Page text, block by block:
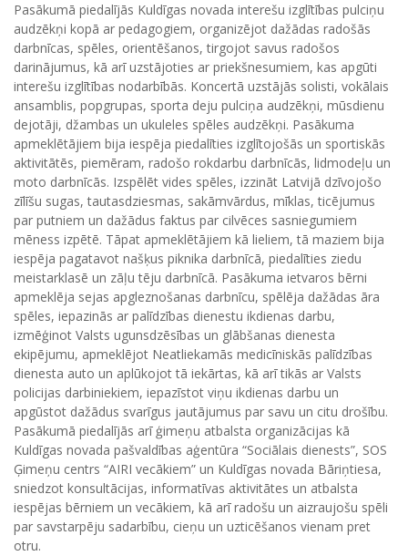
Pasākumā piedalījās Kuldīgas novada interešu izglītības pulciņu
audzēkņi kopā ar pedagogiem, organizējot dažādas radošās
darbnīcas, spēles, orientēšanos, tirgojot savus radošos
darinājumus, kā arī uzstājoties ar priekšnesumiem, kas apgūti
interešu izglītības nodarbībās. Koncertā uzstājās solisti, vokālais
ansamblis, popgrupas, sporta deju pulciņa audzēkņi, mūsdienu
dejotāji, džambas un ukuleles spēles audzēkņi. Pasākuma
apmeklētājiem bija iespēja piedalīties izglītojošās un sportiskās
aktivitātēs, piemēram, radošo rokdarbu darbnīcās, lidmodeļu un
moto darbnīcās. Izspēlēt vides spēles, izzināt Latvijā dzīvojošo
zīlīšu sugas, tautasdziesmas, sakāmvārdus, mīklas, ticējumus
par putniem un dažādus faktus par cilvēces sasniegumiem
mēness izpētē. Tāpat apmeklētājiem kā lieliem, tā maziem bija
iespēja pagatavot našķus piknika darbnīcā, piedalīties ziedu
meistarklasē un zāļu tēju darbnīcā. Pasākuma ietvaros bērni
apmeklēja sejas apgleznošanas darbnīcu, spēlēja dažādas āra
spēles, iepazinās ar palīdzības dienestu ikdienas darbu,
izmēģinot Valsts ugunsdzēsības un glābšanas dienesta
ekipējumu, apmeklējot Neatliekamās medicīniskās palīdzības
dienesta auto un aplūkojot tā iekārtas, kā arī tikās ar Valsts
policijas darbiniekiem, iepazīstot viņu ikdienas darbu un
apgūstot dažādus svarīgus jautājumus par savu un citu drošību.
Pasākumā piedalījās arī ģimeņu atbalsta organizācijas kā
Kuldīgas novada pašvaldības aģentūra “Sociālais dienests”, SOS
Ģimeņu centrs “AIRI vecākiem” un Kuldīgas novada Bāriņtiesa,
sniedzot konsultācijas, informatīvas aktivitātes un atbalsta
iespējas bērniem un vecākiem, kā arī radošu un aizraujošu spēli
par savstarpēju sadarbību, cieņu un uzticēšanos vienam pret
otru.